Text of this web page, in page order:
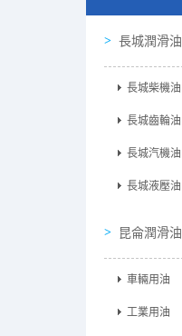
長城潤滑油
長城柴機油
長城齒輪油
長城汽機油
長城液壓油
昆侖潤滑油
車輛用油
工業用油